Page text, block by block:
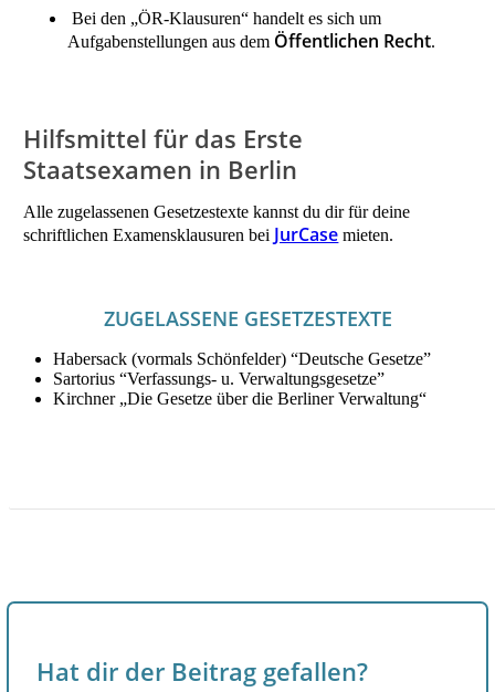
Bei den „ÖR-Klausuren“ handelt es sich um
Aufgabenstellungen aus dem Öffentlichen Recht.
Hilfsmittel für das Erste
Staatsexamen in Berlin
Alle zugelassenen Gesetzestexte kannst du dir für deine
schriftlichen Examensklausuren bei JurCase mieten.
ZUGELASSENE GESETZESTEXTE
Habersack (vormals Schönfelder) “Deutsche Gesetze”
Sartorius “Verfassungs- u. Verwaltungsgesetze”
Kirchner „Die Gesetze über die Berliner Verwaltung“
Hat dir der Beitrag gefallen?